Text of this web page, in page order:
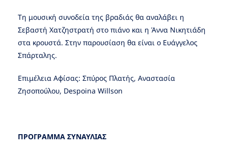
Τη μουσική συνοδεία της βραδιάς θα αναλάβει η
Σεβαστή Χατζηστρατή στο πιάνο και η Άννα Νικητιάδη
στα κρουστά. Στην παρουσίαση θα είναι ο Ευάγγελος
Σπάρταλης.
Επιμέλεια Αφίσας: Σπύρος Πλατής, Αναστασία
Ζησοπούλου, Despoina Willson
ΠΡΟΓΡΑΜΜΑ ΣΥΝΑΥΛΙΑΣ